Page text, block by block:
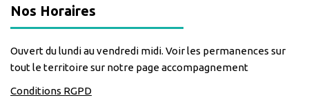
Nos Horaires
Ouvert du lundi au vendredi midi. Voir les permanences sur
tout le territoire sur notre page accompagnement
Conditions RGPD